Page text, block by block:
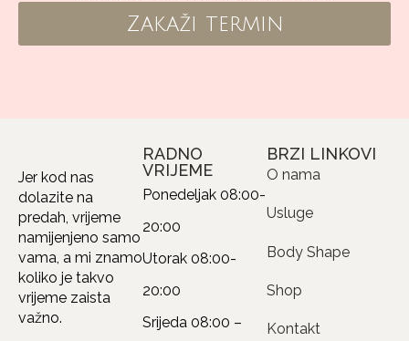
Zakaži termin
Jer kod nas
dolazite na
predah, vrijeme
namijenjeno samo
vama, a mi znamo
koliko je takvo
vrijeme zaista
važno.
RADNO
VRIJEME
Ponedeljak 08:00-
20:00
Utorak 08:00-
20:00
Srijeda 08:00 –
BRZI LINKOVI
O nama
Usluge
Body Shape
Shop
Kontakt